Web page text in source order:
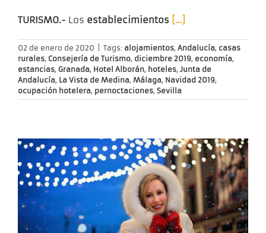
TURISMO.- Los establecimientos […]
02 de enero de 2020 Tags: alojamientos, Andalucía, casas
rurales, Consejería de Turismo, diciembre 2019, economía,
estancias, Granada, Hotel Alborán, hoteles, Junta de
Andalucía, La Vista de Medina, Málaga, Navidad 2019,
ocupación hotelera, pernoctaciones, Sevilla